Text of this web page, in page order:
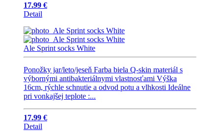
17.99 €
Detail
Ale Sprint socks White
Ponožky jar/leto/jeseň Farba biela Q-skin materiál s
výbornými antibakteriálnymi vlastnosťami Výška
16cm, rýchle schnutie a odvod potu a vlhkosti Ideálne
pri vonkajšej teplote :...
17.99 €
Detail